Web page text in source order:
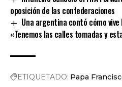
oposición de las confederaciones
Una argentina contó cómo
«Tenemos las calles tomadas y
ETIQUETADO: Papa